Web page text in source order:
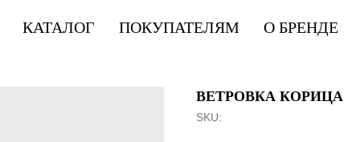
КАТАЛОГ ПОКУПАТЕЛЯМ О БРЕНДЕ
ВЕТРОВКА КОРИЦА
SKU: